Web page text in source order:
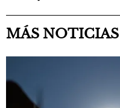
MÁS